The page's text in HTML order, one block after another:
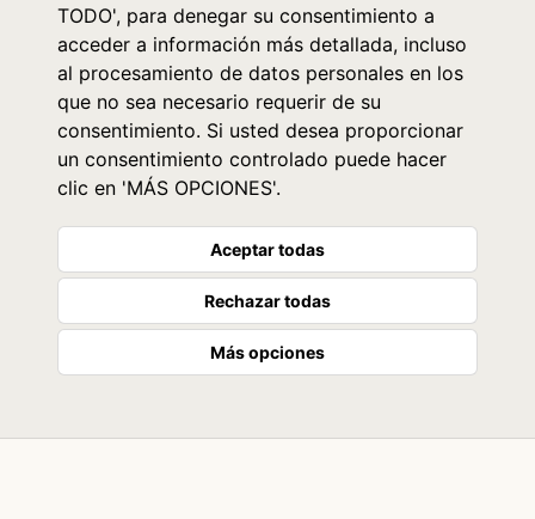
TODO', para denegar su consentimiento a
acceder a información más detallada, incluso
al procesamiento de datos personales en los
que no sea necesario requerir de su
consentimiento. Si usted desea proporcionar
un consentimiento controlado puede hacer
clic en 'MÁS OPCIONES'.
Aceptar todas
Rechazar todas
Más opciones